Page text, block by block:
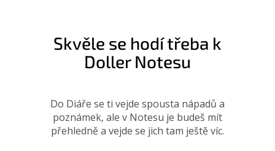
Skvěle se hodí třeba k
Doller Notesu
Do Diáře se ti vejde spousta nápadů a
poznámek, ale v Notesu je budeš mít
přehledně a vejde se jich tam ještě víc.